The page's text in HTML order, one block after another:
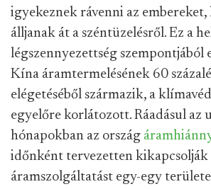
igyekeznek rávenni az
álljanak át a széntüzelésről. Ez a
légszennyezettség szempontjából
Kína áramtermelésének 60
elégetéséből származik, a
egyelőre korlátozott. Ráadásul az
hónapokban az ország
időnként tervezetten kikapcsolják
áramszolgáltatást egy-egy